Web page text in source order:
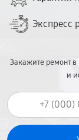
Экспресс
Закажите ремонт
и